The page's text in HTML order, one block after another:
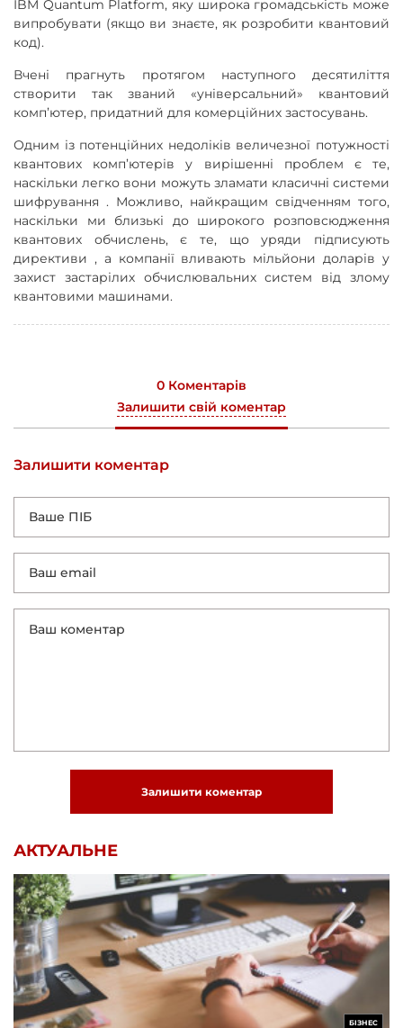
IBM Quantum Platform, яку широка громадськість може
випробувати (якщо ви знаєте, як розробити квантовий
код).
Вчені прагнуть протягом наступного десятиліття
створити так званий «універсальний» квантовий
комп’ютер, придатний для комерційних застосувань.
Одним із потенційних недоліків величезної потужності
квантових комп’ютерів у вирішенні проблем є те,
наскільки легко вони можуть зламати класичні системи
шифрування . Можливо, найкращим свідченням того,
наскільки ми близькі до широкого розповсюдження
квантових обчислень, є те, що уряди підписують
директиви , а компанії вливають мільйони доларів у
захист застарілих обчислювальних систем від злому
квантовими машинами.
0 Коментарів
Залишити свій коментар
Залишити коментар
Залишити коментар
АКТУАЛЬНЕ
БІЗНЕС